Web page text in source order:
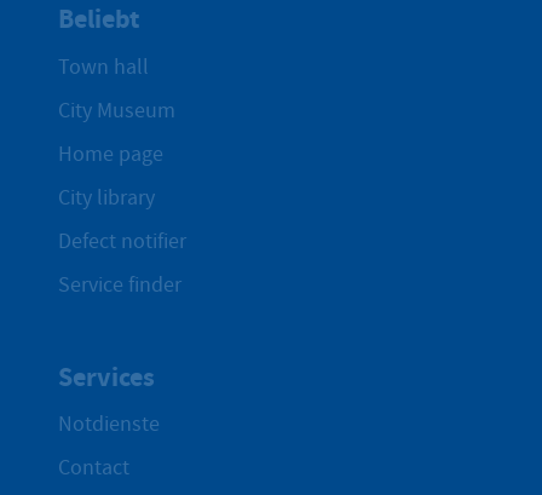
Beliebt
Town hall
City Museum
Home page
City library
Defect notifier
Service finder
Services
Notdienste
Contact